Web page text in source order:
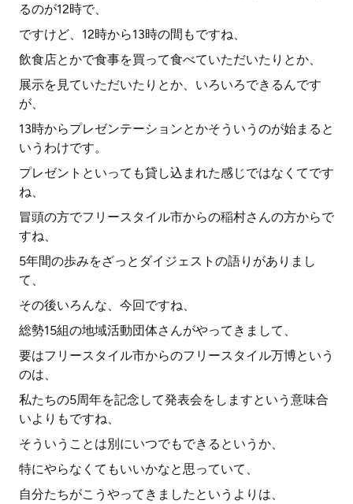
るのが12時で、
ですけど、12時から13時の間もですね、
飲食店とかで食事を買って食べていただいたりとか、
展示を見ていただいたりとか、いろいろできるんです
が、
13時からプレゼンテーションとかそういうのが始まると
いうわけです。
プレゼントといっても貸し込まれた感じではなくてです
ね、
冒頭の方でフリースタイル市からの稲村さんの方からで
すね、
5年間の歩みをざっとダイジェストの語りがありまし
て、
その後いろんな、今回ですね、
総勢15組の地域活動団体さんがやってきまして、
要はフリースタイル市からのフリースタイル万博という
のは、
私たちの5周年を記念して発表会をしますという意味合
いよりもですね、
そういうことは別にいつでもできるというか、
特にやらなくてもいいかなと思っていて、
自分たちがこうやってきましたというよりは、